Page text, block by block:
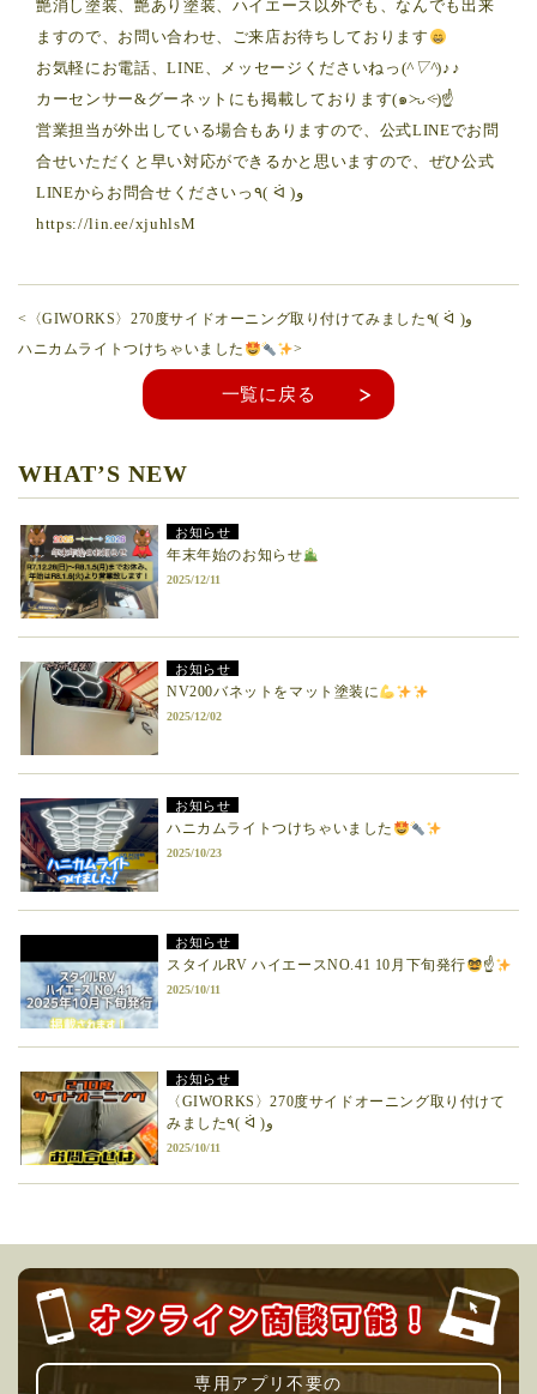
艶消し塗装、艶あり塗装、ハイエース以外でも、なんでも出来
ますので、お問い合わせ、ご来店お待ちしております
お気軽にお電話、LINE、メッセージくださいねっ(^▽^)♪♪
カーセンサー&グーネットにも掲載しております(๑˃̵ᴗ˂̵)☝️
営業担当が外出している場合もありますので、公式LINEでお問
合せいただくと早い対応ができるかと思いますので、ぜひ公式
LINEからお問合せくださいっ٩( ᐛ )و
https://lin.ee/xjuhlsM
<〈GIWORKS〉270度サイドオーニング取り付けてみました٩( ᐛ )و
ハニカムライトつけちゃいました
>
一覧に戻る
WHAT’S NEW
お知らせ
年末年始のお知らせ
2025/12/11
お知らせ
NV200バネットをマット塗装に
2025/12/02
お知らせ
ハニカムライトつけちゃいました
2025/10/23
お知らせ
スタイルRV ハイエースNO.41 10月下旬発行 ☝
2025/10/11
お知らせ
〈GIWORKS〉270度サイドオーニング取り付けて
みました٩( ᐛ )و
2025/10/11
専用アプリ不要の